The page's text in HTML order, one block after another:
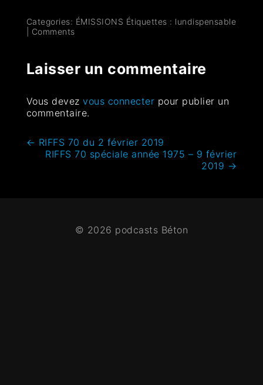
Categories: ÉMISSIONS Étiquettes : lundispensable
Comments
Laisser un commentaire
Vous devezvous connecter pour publier un
commentaire.
← RIFFS 70 du 2 février 2019
RIFFS 70 spéciale année 1975 – 9 février
2019 →
© 2026 podcasts Béton